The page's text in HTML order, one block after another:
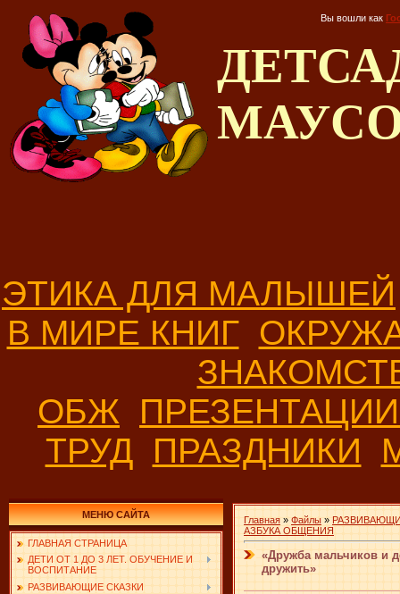
Вы вошли как
ЭТИКА ДЛЯ МАЛЫШЕЙ
В МИРЕ КНИГ
ОБЖ
ТРУД ПРАЗДНИКИ
МЕНЮ САЙТА
ГЛАВНАЯ СТРАНИЦА
ДЕТИ ОТ 1 ДО 3 ЛЕТ. ОБУЧЕНИЕ И
ВОСПИТАНИЕ
РАЗВИВАЮЩИЕ СКАЗКИ
Главная » Файлы »
АЗБУКА ОБЩЕНИЯ
«Дружба мальчиков и
дружить»